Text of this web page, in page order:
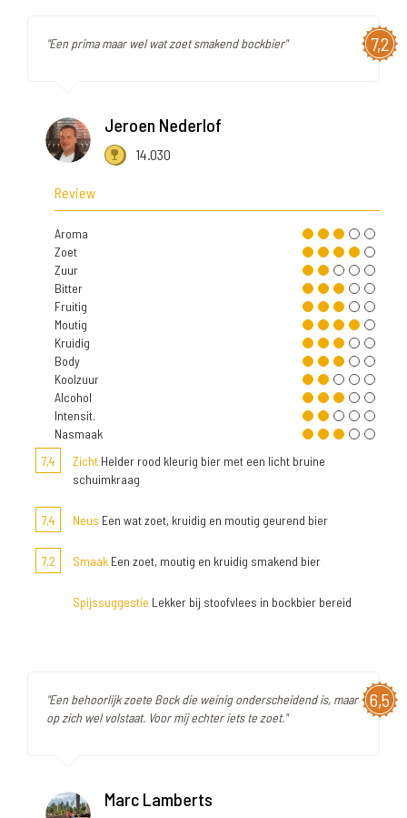
7,2
"Een prima maar wel wat zoet smakend bockbier"
Jeroen Nederlof
14.030
Review
Aroma
Zoet
Zuur
Bitter
Fruitig
Moutig
Kruidig
Body
Koolzuur
Alcohol
Intensit.
Nasmaak
7,4
Zicht Helder rood kleurig bier met een licht bruine
schuimkraag
7,4 Neus Een wat zoet, kruidig en moutig geurend bier
7,2 Smaak Een zoet, moutig en kruidig smakend bier
Spijssuggestie Lekker bij stoofvlees in bockbier bereid
6,5
"Een behoorlijk zoete Bock die weinig onderscheidend is, maar
op zich wel volstaat. Voor mij echter iets te zoet."
Marc Lamberts